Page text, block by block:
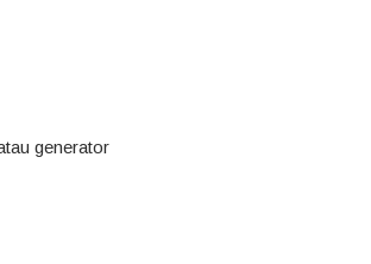
generator